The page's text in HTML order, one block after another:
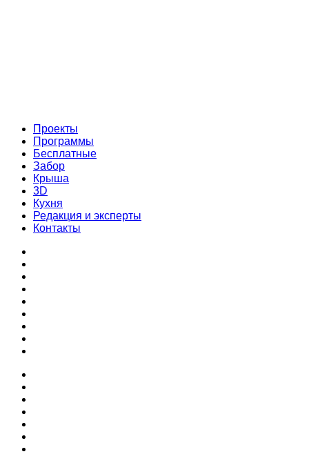
Проекты
Программы
Бесплатные
Забор
Крыша
3D
Кухня
Редакция и эксперты
Контакты